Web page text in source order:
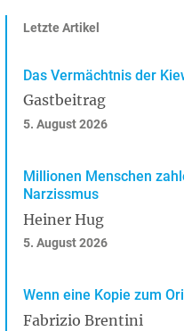
Letzte Artikel
Das Vermächtnis der
Gastbeitrag
5. August 2026
Millionen Menschen
Narzissmus
Heiner Hug
5. August 2026
Wenn eine Kopie zum
Fabrizio Brentini